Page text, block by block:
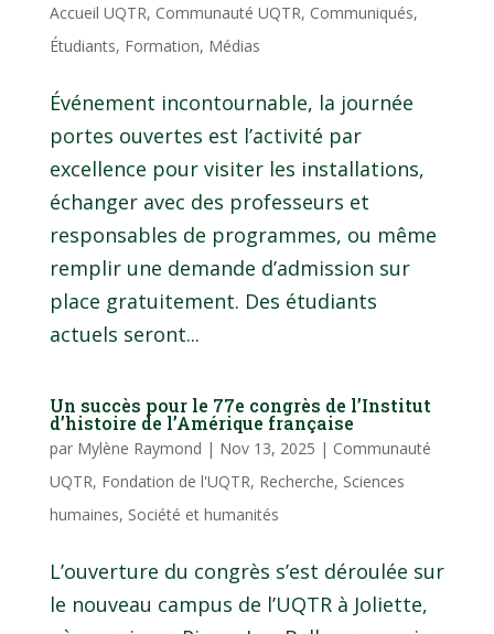
Accueil UQTR, Communauté UQTR, Communiqués,
Étudiants, Formation, Médias
Événement incontournable, la journée
portes ouvertes est l’activité par
excellence pour visiter les installations,
échanger avec des professeurs et
responsables de programmes, ou même
remplir une demande d’admission sur
place gratuitement. Des étudiants
actuels seront...
Un succès pour le 77e congrès de l’Institut
d’histoire de l’Amérique française
par Mylène Raymond | Nov 13, 2025 | Communauté
UQTR, Fondation de l'UQTR, Recherche, Sciences
humaines, Société et humanités
L’ouverture du congrès s’est déroulée sur
le nouveau campus de l’UQTR à Joliette,